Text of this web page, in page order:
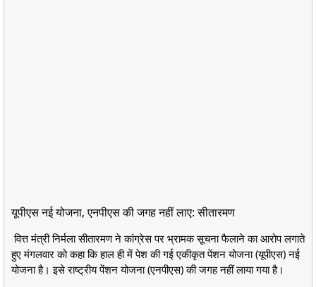
यूपीएस नई योजना, एनपीएस की जगह नहीं लाए: सीतारमण
वित्त मंत्री निर्मला सीतारमण ने कांग्रेस पर भ्रामक सूचना फैलाने का आरोप लगाते
हुए मंगलवार को कहा कि हाल ही में पेश की गई एकीकृत पेंशन योजना (यूपीएस) नई
योजना है। इसे राष्ट्रीय पेंशन योजना (एनपीएस) की जगह नहीं लाया गया है।